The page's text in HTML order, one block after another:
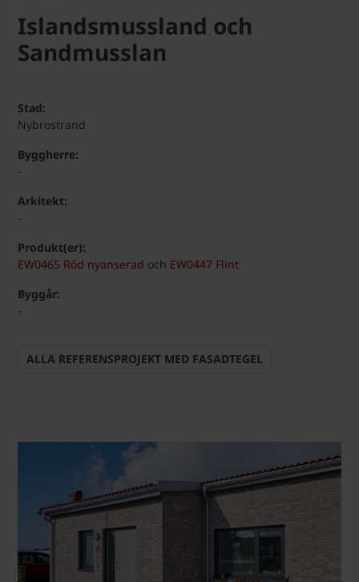
Islandsmussland och
Sandmusslan
Stad:
Nybrostrand
Byggherre:
-
Arkitekt:
-
Produkt(er):
EW0465 Röd nyanserad och EW0447 Flint
Byggår:
-
ALLA REFERENSPROJEKT MED FASADTEGEL